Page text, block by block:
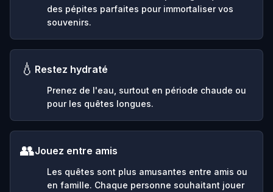
des pépites parfaites pour immortaliser vos
souvenirs.
💧 Restez hydraté
Prenez de l'eau, surtout en période chaude ou
pour les quêtes longues.
👥Jouez entre amis
Les quêtes sont plus amusantes entre amis ou
en famille. Chaque personne souhaitant jouer